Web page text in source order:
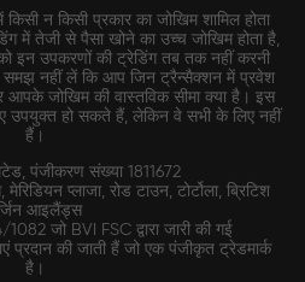
न किसी प्रकार का जोखिम शामिल होता
में तेजी से पैसा खोने का उच्च जोखिम होता है,
इन उपकरणों की ट्रेडिंग तब तक नहीं करनी
समझ नहीं लें कि आप जिन ट्रैन्सैक्शन में प्रवेश
जोखिम की वास्तविक सीमा क्या है। इस
उपयुक्त हो सकते हैं, लेकिन वे सभी के लिए नहीं
हैं।
पंजीकरण संख्या 1811672
प्लाजा, रोड टाउन, टोर्टोला, ब्रिटिश
आइलैंड्स
जो BVI FSC द्वारा जारी की गई
प्रदान की जाती हैं जो एक पंजीकृत ट्रेडमार्क
है।